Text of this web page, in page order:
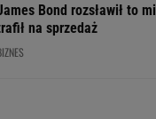
Bond rozsławił to
na sprzedaż